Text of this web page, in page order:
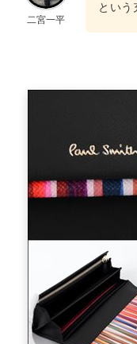
二宮一平
という